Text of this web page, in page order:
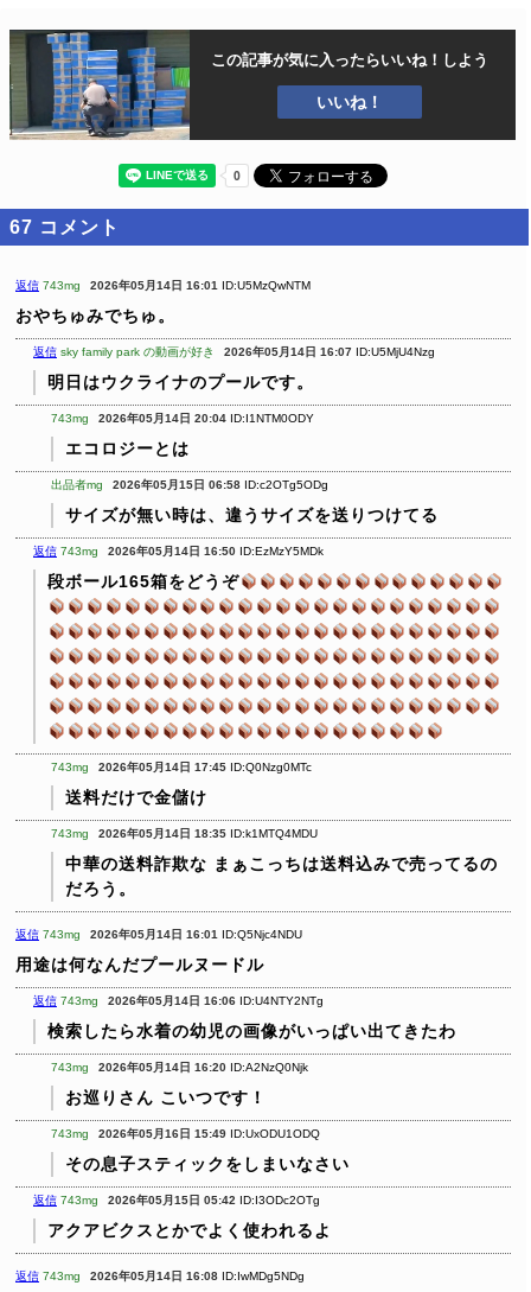
この記事が気に入ったらいいね！しよう
いいね！
67 コメント
返信 743mg 2026年05月14日 16:01 ID:U5MzQwNTM
おやちゅみでちゅ。
返信 sky family park の動画が好き 2026年05月14日 16:07 ID:U5MjU4Nzg
明日はウクライナのプールです。
743mg 2026年05月14日 20:04 ID:I1NTM0ODY
エコロジーとは
出品者mg 2026年05月15日 06:58 ID:c2OTg5ODg
サイズが無い時は、違うサイズを送りつけてる
返信 743mg 2026年05月14日 16:50 ID:EzMzY5MDk
段ボール165箱をどうぞ
743mg 2026年05月14日 17:45 ID:Q0Nzg0MTc
送料だけで金儲け
743mg 2026年05月14日 18:35 ID:k1MTQ4MDU
中華の送料詐欺な まぁこっちは送料込みで売ってるの
だろう。
返信 743mg 2026年05月14日 16:01 ID:Q5Njc4NDU
用途は何なんだプールヌードル
返信 743mg 2026年05月14日 16:06 ID:U4NTY2NTg
検索したら水着の幼児の画像がいっぱい出てきたわ
743mg 2026年05月14日 16:20 ID:A2NzQ0Njk
お巡りさん こいつです！
743mg 2026年05月16日 15:49 ID:UxODU1ODQ
その息子スティックをしまいなさい
返信 743mg 2026年05月15日 05:42 ID:I3ODc2OTg
アクアビクスとかでよく使われるよ
返信 743mg 2026年05月14日 16:08 ID:IwMDg5NDg